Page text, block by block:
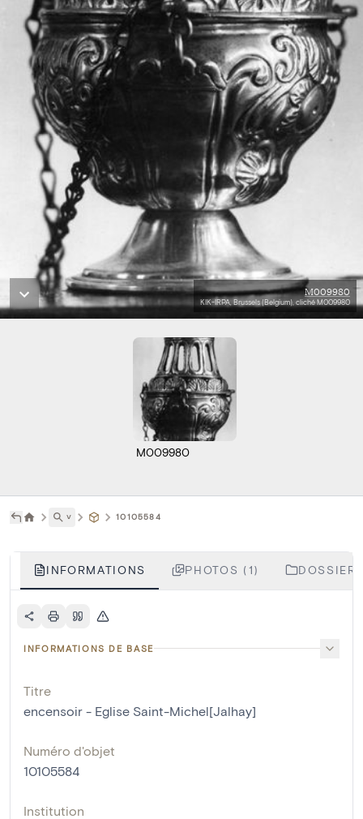
M009980
KIK-IRPA, Brussels (Belgium), cliché M009980
M009980
˅ 10105584
INFORMATIONS PHOTOS (1)
INFORMATIONS DE BASE
Titre
encensoir - Eglise Saint-Michel[Jalhay]
Numéro d'objet
10105584
Institution